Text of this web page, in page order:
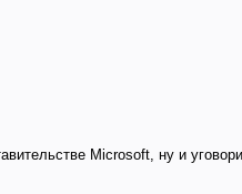
Microsoft, ну и